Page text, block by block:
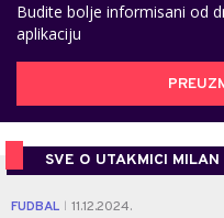
Budite bolje informisani od
aplikaciju
SVE O UTAKMICI
FUDBAL 11.12.2024.